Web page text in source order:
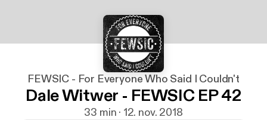
FEWSIC - For Everyone Who Said I Couldn't
Dale Witwer - FEWSIC EP 42
33 min · 12. nov. 2018